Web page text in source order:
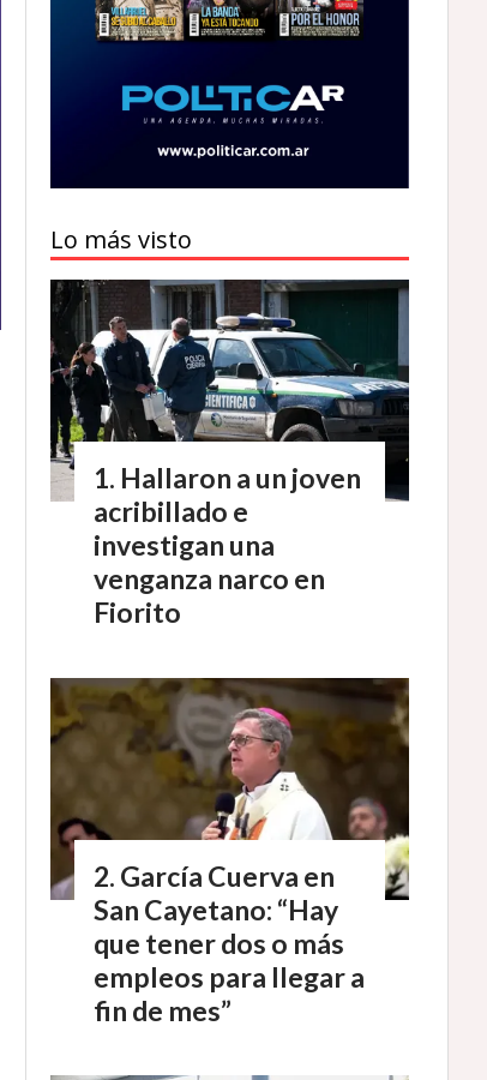
Lo más visto
Hallaron a un joven
acribillado e
investigan una
venganza narco en
Fiorito
García Cuerva en
San Cayetano: “Hay
que tener dos o más
empleos para llegar a
fin de mes”